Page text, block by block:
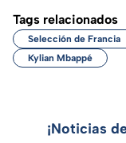
Tags relacionados
Selección de Francia
Kylian Mbappé
¡Noticias